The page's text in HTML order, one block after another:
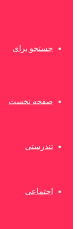
جستجو برای
صفحه نخست
تندرستی
اجتماعی